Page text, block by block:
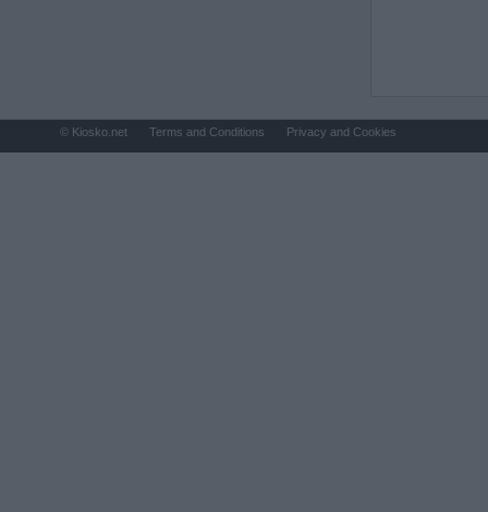
© Kiosko.net Terms and Conditions Privacy and Cookies